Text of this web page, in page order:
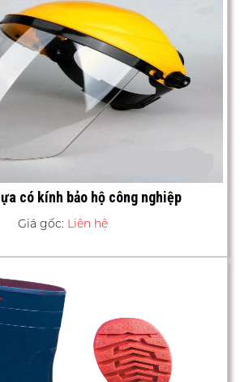
có kính bảo hộ công nghiệp
Giá gốc: Liên hệ